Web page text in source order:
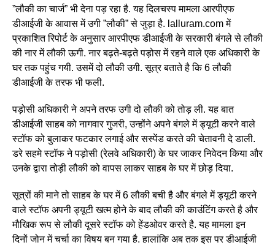
”लौकी का चार्ज” भी देना पड़ रहा है. यह दिलचस्प मामला आरपीएफ
डीआईजी के आवास में उगी ”लौकी” से जुड़ा है. lalluram.com में
प्रकाशित रिपोर्ट के अनुसार आरपीएफ डीआईजी के सरकारी बंगले से लौकी
की नार में लौकी ऊगी. नार बढ़ते-बढ़ते पड़ोस में रहने वाले एक अधिकारी के
घर तक पहुंच गयी. उसमें दो लौकी उगी. सूत्र बताते है कि 6 लौकी
डीआईजी के तरफ भी फली.
पड़ोसी अधिकारी ने अपने तरफ उगी दो लौकी को तोड़ ली. यह बात
डीआईजी साहब को नागवार गुजरी, उन्होंने अपने बंगले में ड्यूटी करने वाले
स्टॉफ को बुलाकर फटकार लगाई और सस्पेंड करते की चेतावनी दे डाली.
डरे सहमे स्टॉफ ने पड़ोसी (रेलवे अधिकारी) के घर जाकर निवेदन किया और
उनके द्वारा तोड़ी लौकी को वापस लाकर साहब के घर में छोड़ दिया.
सूत्रों की माने तो साहब के घर में 6 लौकी बची है और बंगले में ड्यूटी करने
वाले स्टॉफ अपनी ड्यूटी खत्म होने के बाद लौकी की काउंटिंग करते है और
मौखिक रूप से लौकी दूसरे स्टॉफ को हेंडओवर करते है. यह मामला इन
दिनों जोन में चर्चा का विषय बन गया है. हालांकि अब तक इस पर डीआईजी